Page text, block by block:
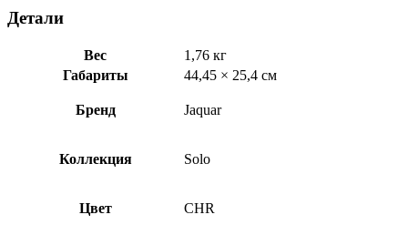
Детали
Вес
1,76 кг
Габариты
44,45 × 25,4 см
Бренд Jaquar
Коллекция Solo
Цвет CHR